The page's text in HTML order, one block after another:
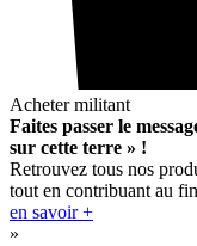
Acheter militant
Faites passer le
sur cette terre » !
Retrouvez tous nos
tout en contribuant au
en savoir +
»